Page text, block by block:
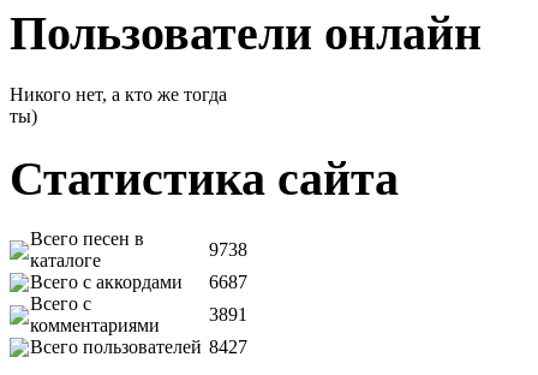
Пользователи онлайн
Никого нет, а кто же тогда
ты)
Статистика сайта
Всего песен в
каталоге
9738
Всего с аккордами
6687
Всего с
комментариями
3891
Всего пользователей 8427